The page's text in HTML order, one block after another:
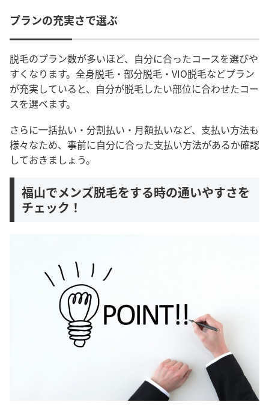
プランの充実さで選ぶ
脱毛のプラン数が多いほど、自分に合ったコースを選びや
すくなります。全身脱毛・部分脱毛・VIO脱毛などプラン
が充実していると、自分が脱毛したい部位に合わせたコー
スを選べます。
さらに一括払い・分割払い・月額払いなど、支払い方法も
様々なため、事前に自分に合った支払い方法があるか確認
しておきましょう。
福山でメンズ脱毛をする時の通いやすさを
チェック！